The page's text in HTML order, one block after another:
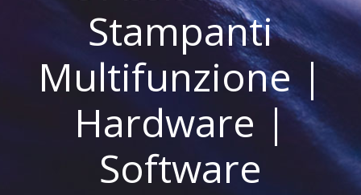
Stampanti
Multifunzione |
Hardware |
Software